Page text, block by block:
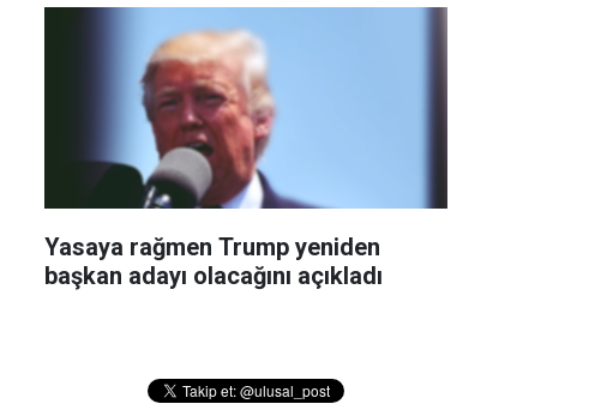
Yasaya rağmen Trump yeniden
başkan adayı olacağını açıkladı